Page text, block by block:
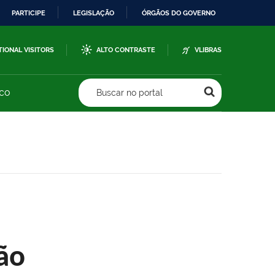
PARTICIPE LEGISLAÇÃO ÓRGÃOS DO GOVERNO
VISITORS ALTO CONTRASTE VLIBRAS
Buscar no portal